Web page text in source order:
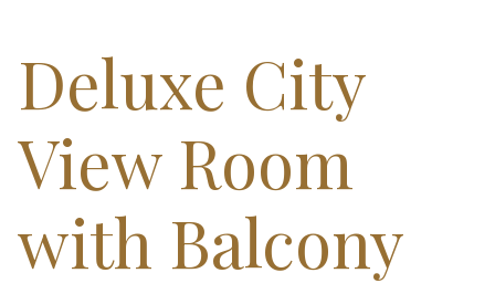
Deluxe City
View Room
with Balcony